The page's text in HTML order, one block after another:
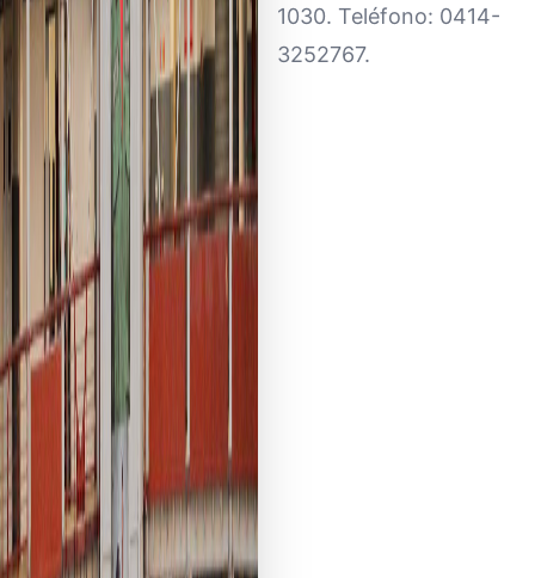
1030. Teléfono: 0414-
3252767.